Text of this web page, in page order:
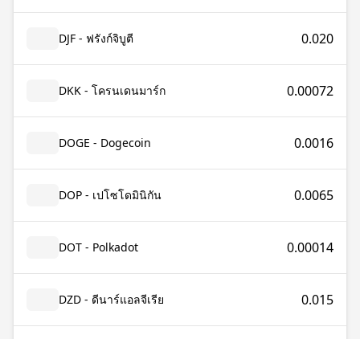
DJF - ฟรังก์จิบูตี 0.020
DKK - โครนเดนมาร์ก 0.00072
DOGE - Dogecoin 0.0016
DOP - เปโซโดมินิกัน 0.0065
DOT - Polkadot 0.00014
DZD - ดีนาร์แอลจีเรีย 0.015